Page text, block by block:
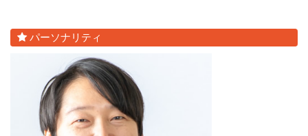
パーソナリティ